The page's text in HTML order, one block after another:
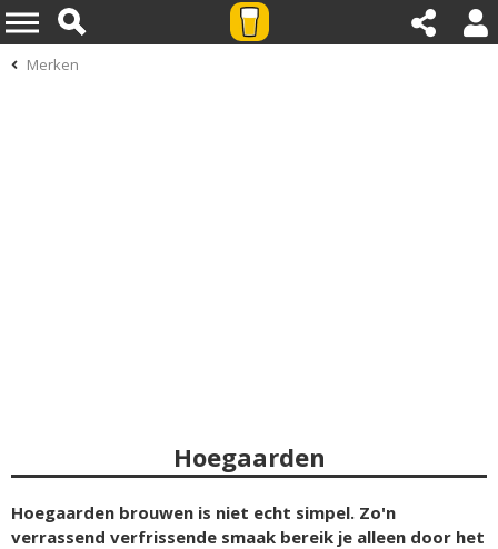
Merken
Hoegaarden
Hoegaarden brouwen is niet echt simpel. Zo'n
verrassend verfrissende smaak bereik je alleen door het